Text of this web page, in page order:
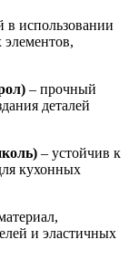
в использовании
– прочный
деталей
– устойчив к
кухонных
и эластичных